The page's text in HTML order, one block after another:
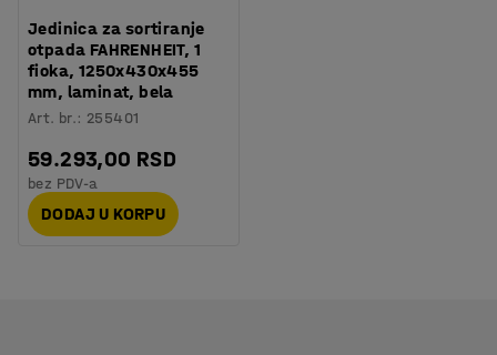
Jedinica za sortiranje
otpada FAHRENHEIT, 1
fioka, 1250x430x455
mm, laminat, bela
Art. br.: 255401
59.293,00 RSD
bez PDV-a
DODAJ U KORPU